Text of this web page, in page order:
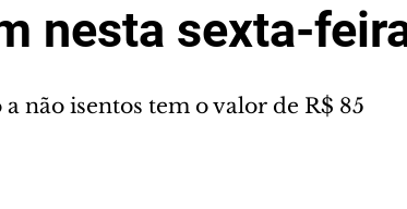
nesta sexta-
não isentos tem o valor de R$ 85